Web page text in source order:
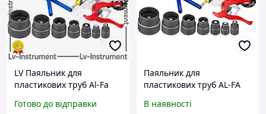
LV Паяльник для
пластикових труб Al-Fa
Готово до відправки
Паяльник для
пластикових труб AL-FA
В наявності